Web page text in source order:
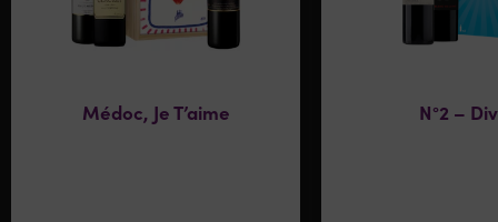
Médoc, Je T’aime N°2 –